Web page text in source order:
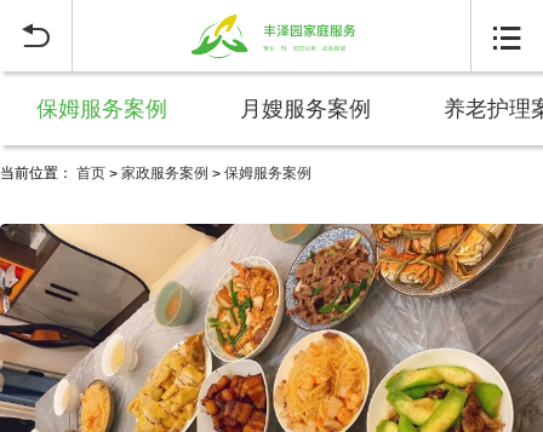
 
保姆服务案例 月嫂服务案例 养老护理
当前位置： 首页 > 家政服务案例 > 保姆服务案例